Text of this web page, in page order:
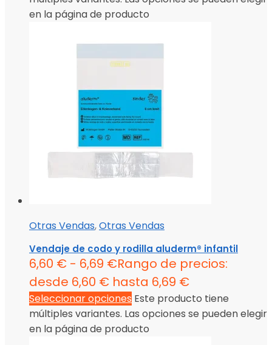
en la página de producto
Otras Vendas,Otras Vendas
Vendaje de codo y rodilla aluderm® infantil
6,60 € - 6,69 €Rango de precios:
desde 6,60 € hasta 6,69 €
Seleccionar opciones Este producto tiene
múltiples variantes. Las opciones se pueden elegir
en la página de producto